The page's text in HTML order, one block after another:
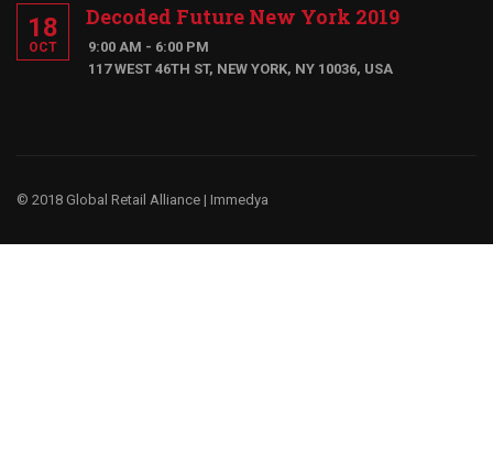
18
OCT
Decoded Future New York 2019
9:00 AM - 6:00 PM
117 WEST 46TH ST, NEW YORK, NY 10036, USA
© 2018 Global Retail Alliance | Immedya